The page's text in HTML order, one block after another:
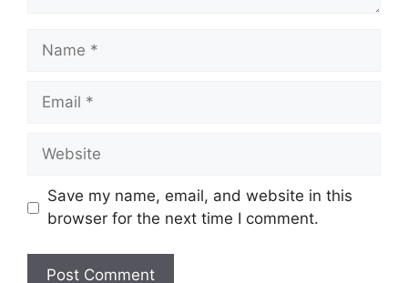
Name
Email
Website
Save my name, email, and website in this
browser for the next time I comment.